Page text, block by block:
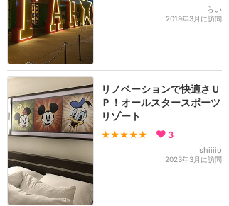
らい
2019年3月に訪問
リノベーションで快適さＵ
Ｐ！オールスタースポーツ
リゾート
★★★★★ 3
shiiiio
2023年3月に訪問